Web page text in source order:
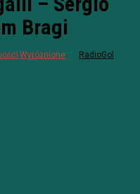
Bragi
Wyróżnione
RadioGol